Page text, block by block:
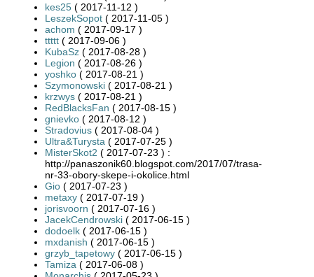
kes25 ( 2017-11-12 )
LeszekSopot ( 2017-11-05 )
achom ( 2017-09-17 )
ttttt ( 2017-09-06 )
KubaSz ( 2017-08-28 )
Legion ( 2017-08-26 )
yoshko ( 2017-08-21 )
Szymonowski ( 2017-08-21 )
krzwys ( 2017-08-21 )
RedBlacksFan ( 2017-08-15 )
gnievko ( 2017-08-12 )
Stradovius ( 2017-08-04 )
Ultra&Turysta ( 2017-07-25 )
MisterSkot2 ( 2017-07-23 ) :
http://panaszonik60.blogspot.com/2017/07/trasa-
nr-33-obory-skepe-i-okolice.html
Gio ( 2017-07-23 )
metaxy ( 2017-07-19 )
jorisvoorn ( 2017-07-16 )
JacekCendrowski ( 2017-06-15 )
dodoelk ( 2017-06-15 )
mxdanish ( 2017-06-15 )
grzyb_tapetowy ( 2017-06-15 )
Tamiza ( 2017-06-08 )